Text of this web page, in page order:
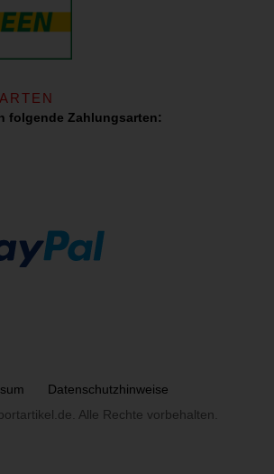
folgende Zahlungsarten:
Datenschutzhinweise
Alle Rechte vorbehalten.